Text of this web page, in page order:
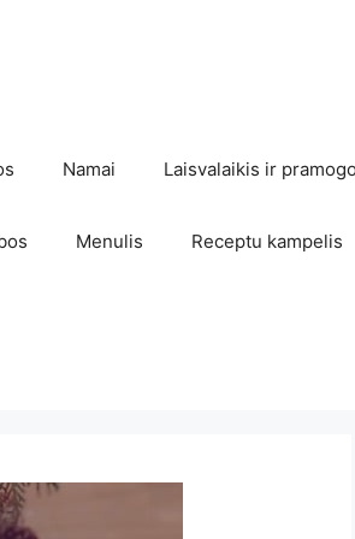
Namai Laisvalaikis ir
Menulis Receptu kampelis